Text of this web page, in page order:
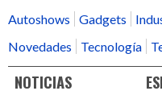
Autoshows
Gadgets
Novedades
Tecnología
NOTICIAS